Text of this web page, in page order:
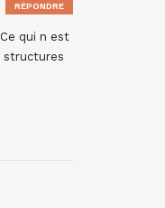
qui n est
structures
RÉPONDRE